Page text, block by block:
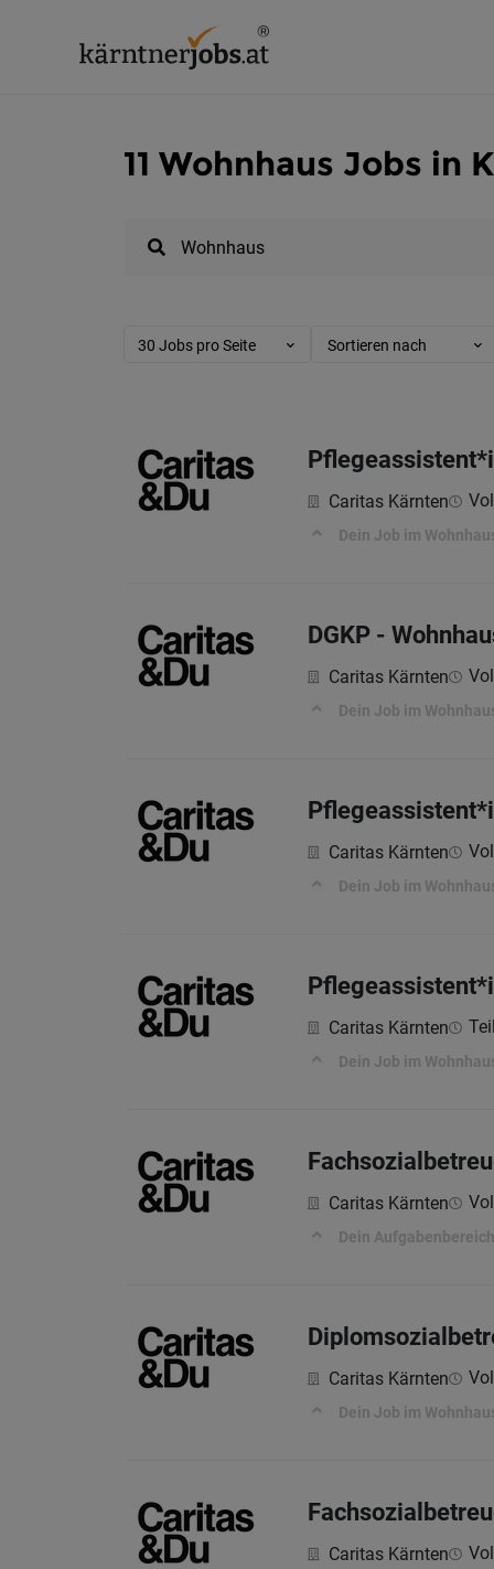
11 Wohnhaus Jobs in
30 Jobs pro Seite Sortieren nach
Caritas Kärnten
Dein Job im
DGKP -
Caritas Kärnten
Dein Job im
Caritas Kärnten
Dein Job im
Caritas Kärnten
Dein Job im
Caritas Kärnten
Dein
Caritas Kärnten
Dein Job im
Caritas Kärnten